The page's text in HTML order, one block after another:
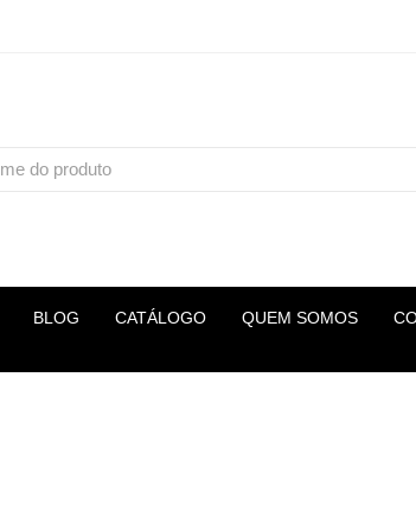
BLOG CATÁLOGO QUEM SOMOS